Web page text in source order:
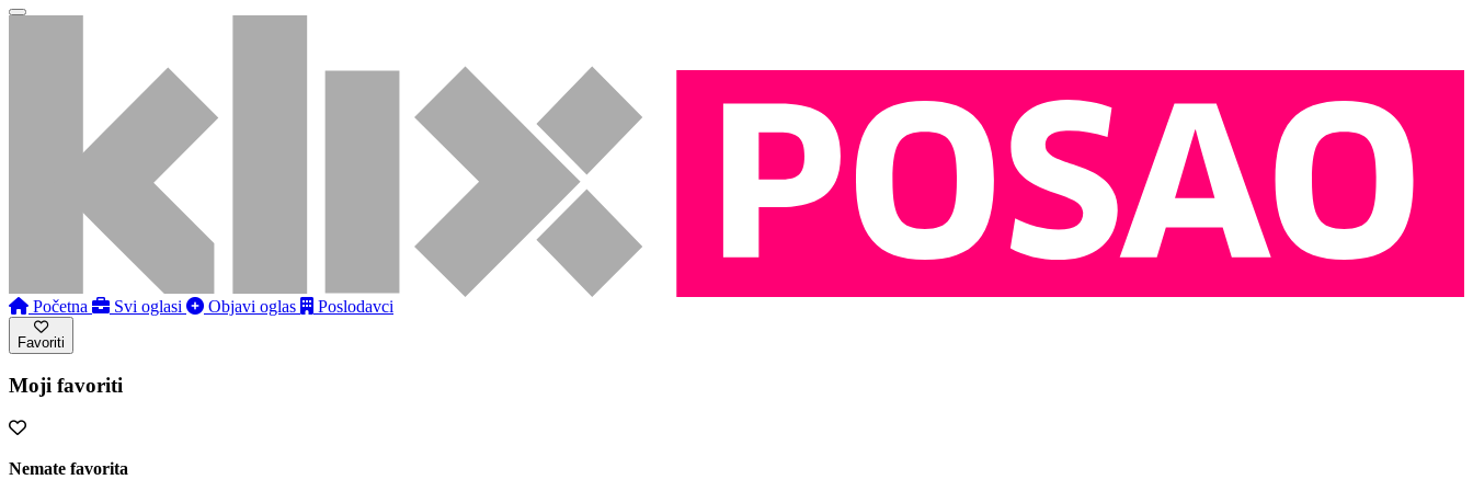
Početna Svi oglasi Objavi oglas Poslodavci
Favoriti
Moji favoriti
Nemate favorita